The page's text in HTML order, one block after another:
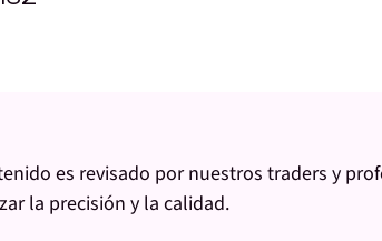
es revisado por nuestros traders y
la precisión y la calidad.